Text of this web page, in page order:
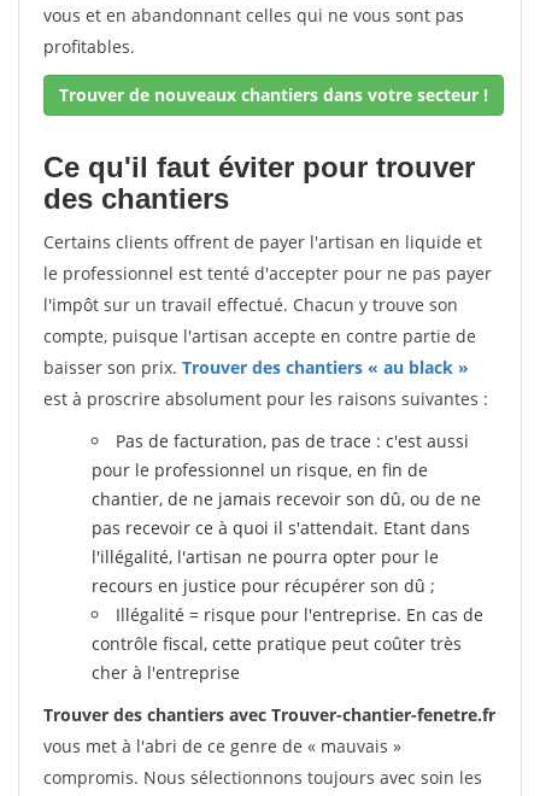
vous et en abandonnant celles qui ne vous sont pas
profitables.
Trouver de nouveaux chantiers dans votre secteur !
Ce qu'il faut éviter pour trouver
des chantiers
Certains clients offrent de payer l'artisan en liquide et
le professionnel est tenté d'accepter pour ne pas payer
l'impôt sur un travail effectué. Chacun y trouve son
compte, puisque l'artisan accepte en contre partie de
baisser son prix. Trouver des chantiers « au black »
est à proscrire absolument pour les raisons suivantes :
Pas de facturation, pas de trace : c'est aussi
pour le professionnel un risque, en fin de
chantier, de ne jamais recevoir son dû, ou de ne
pas recevoir ce à quoi il s'attendait. Etant dans
l'illégalité, l'artisan ne pourra opter pour le
recours en justice pour récupérer son dû ;
Illégalité = risque pour l'entreprise. En cas de
contrôle fiscal, cette pratique peut coûter très
cher à l'entreprise
Trouver des chantiers avec Trouver-chantier-fenetre.fr
vous met à l'abri de ce genre de « mauvais »
compromis. Nous sélectionnons toujours avec soin les